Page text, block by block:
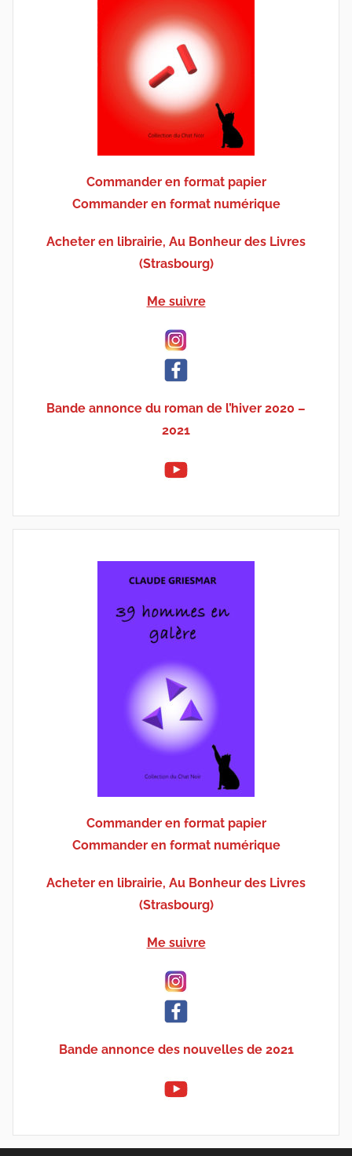
Commander en format papier
Commander en format numérique
Acheter en librairie, Au Bonheur des Livres
(Strasbourg)
Me suivre
Bande annonce du roman de l’hiver 2020 –
2021
Commander en format papier
Commander en format numérique
Acheter en librairie, Au Bonheur des Livres
(Strasbourg)
Me suivre
Bande annonce des nouvelles de 2021